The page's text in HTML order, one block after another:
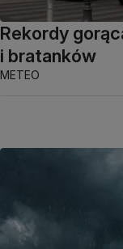
Rekordy
i bratanków
METEO